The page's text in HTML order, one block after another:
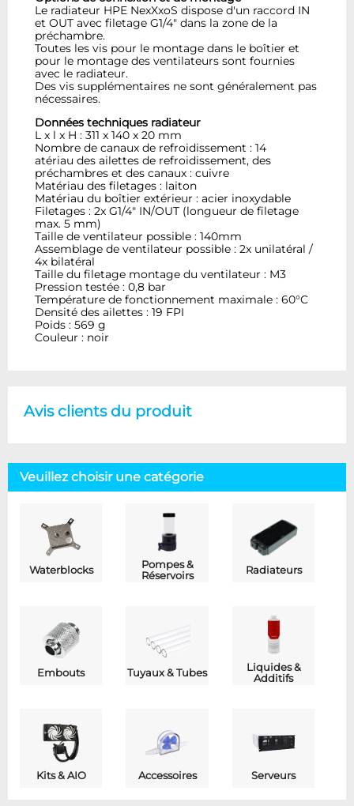
Le radiateur HPE NexXxoS dispose d'un raccord IN
et OUT avec filetage G1/4" dans la zone de la
préchambre.
Toutes les vis pour le montage dans le boîtier et
pour le montage des ventilateurs sont fournies
avec le radiateur.
Des vis supplémentaires ne sont généralement pas
nécessaires.
Données techniques radiateur
L x l x H : 311 x 140 x 20 mm
Nombre de canaux de refroidissement : 14
atériau des ailettes de refroidissement, des
préchambres et des canaux : cuivre
Matériau des filetages : laiton
Matériau du boîtier extérieur : acier inoxydable
Filetages : 2x G1/4" IN/OUT (longueur de filetage
max. 5 mm)
Taille de ventilateur possible : 140mm
Assemblage de ventilateur possible : 2x unilatéral /
4x bilatéral
Taille du filetage montage du ventilateur : M3
Pression testée : 0,8 bar
Température de fonctionnement maximale : 60°C
Densité des ailettes : 19 FPI
Poids : 569 g
Couleur : noir
Avis clients du produit
Veuillez choisir une catégorie
Waterblocks
Pompes &
Réservoirs
Radiateurs
Embouts Tuyaux & Tubes
Liquides &
Additifs
Kits & AIO Accessoires Serveurs